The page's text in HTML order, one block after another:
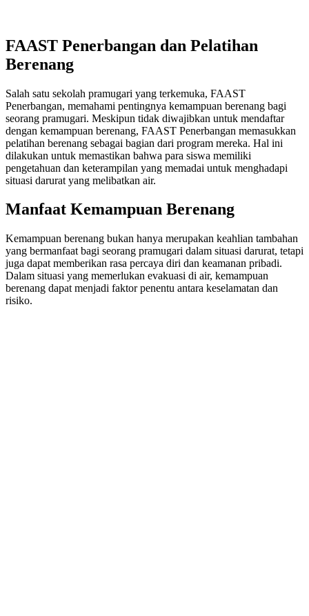
FAAST Penerbangan dan Pelatihan
Berenang
Salah satu sekolah pramugari yang terkemuka, FAAST
Penerbangan, memahami pentingnya kemampuan berenang bagi
seorang pramugari. Meskipun tidak diwajibkan untuk mendaftar
dengan kemampuan berenang, FAAST Penerbangan memasukkan
pelatihan berenang sebagai bagian dari program mereka. Hal ini
dilakukan untuk memastikan bahwa para siswa memiliki
pengetahuan dan keterampilan yang memadai untuk menghadapi
situasi darurat yang melibatkan air.
Manfaat Kemampuan Berenang
Kemampuan berenang bukan hanya merupakan keahlian tambahan
yang bermanfaat bagi seorang pramugari dalam situasi darurat, tetapi
juga dapat memberikan rasa percaya diri dan keamanan pribadi.
Dalam situasi yang memerlukan evakuasi di air, kemampuan
berenang dapat menjadi faktor penentu antara keselamatan dan
risiko.